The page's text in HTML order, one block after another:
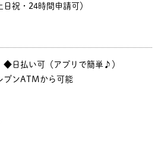
祝・24時間申請可）
◆日払い可（アプリで簡単♪）
ブンATMから可能